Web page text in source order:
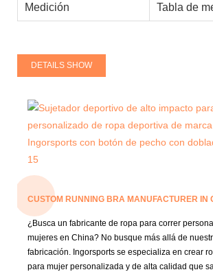
Medición Tabla de
DETAILS SHOW
CUSTOM RUNNING BRA MANUFACTURER IN
¿Busca un fabricante de ropa para correr
mujeres en China? No busque más allá de
fabricación. Ingorsports se especializa en crear
para mujer personalizada y de alta calidad que